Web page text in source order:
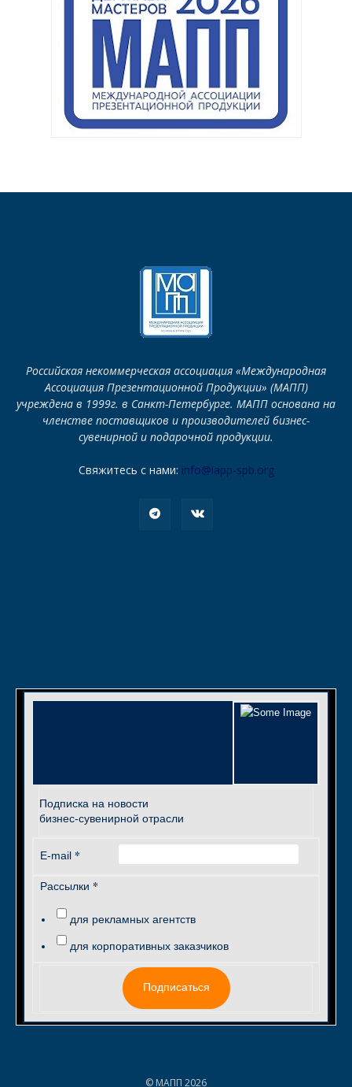
Российская некоммерческая ассоциация «Международная
Ассоциация Презентационной Продукции» (МАПП)
учреждена в 1999г. в Санкт-Петербурге. МАПП основана на
членстве поставщиков и производителей бизнес-
сувенирной и подарочной продукции.
Свяжитесь с нами: info@iapp-spb.org
Подписка на новости
бизнес-сувенирной отрасли
E-mail *
Рассылки *
для рекламных агентств
для корпоративных заказчиков
Подписаться
© МАПП 2026